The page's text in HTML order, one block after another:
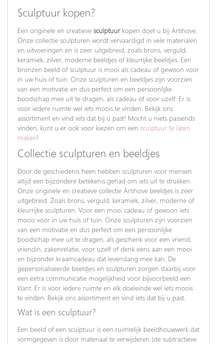
Sculptuur kopen?
Een originele en creatieve sculptuur kopen doet u bij Artihove.
Onze collectie sculpturen wordt vervaardigd in vele materialen
en uitvoeringen en is zeer uitgebreid, zoals brons, verguld,
keramiek, zilver, moderne beeldjes of kleurrijke beeldjes. Een
bronzen beeld of sculptuur is mooi als cadeau of gewoon voor
in uw huis of tuin. Onze sculpturen en beeldjes zijn voorzien
van een motivatie en dus perfect om een persoonlijke
boodschap mee uit te dragen, als cadeau of voor uzelf. Er is
voor iedere ruimte wel iets moois te vinden. Bekijk ons
assortiment en vind iets dat bij u past! Mocht u niets passends
vinden, kunt u er ook voor kiezen om een sculptuur te laten
maken!
Collectie sculpturen en beeldjes
Door de geschiedenis heen hebben sculpturen voor mensen
altijd een bijzondere betekenis gehad om iets uit te drukken.
Onze originele en creatieve collectie Artihove beeldjes is zeer
uitgebreid. Zoals brons, verguld, keramiek, zilver, moderne of
kleurrijke sculpturen. Voor een mooi cadeau of gewoon iets
moois voor in uw huis of tuin. Onze sculpturen zijn voorzien
van een motivatie en dus perfect om een persoonlijke
boodschap mee uit te dragen, als geschenk voor een vriend,
vriendin, zakenrelatie, voor uzelf of denk eens aan een mooi
en bijzonder kraamcadeau dat levenslang mee kan. De
gepersonaliseerde beeldjes en sculpturen zorgen daarbij voor
een extra communicatie mogelijkheid voor bijvoorbeeld een
klant. Er is voor iedere ruimte en elk doeleinde wel iets moois
te vinden. Bekijk ons assortiment en vind iets dat bij u past.
Wat is een sculptuur?
Een beeld of een sculptuur is een ruimtelijk beeldhouwwerk dat
vormgegeven is door materiaal te verwijderen (de subtractieve